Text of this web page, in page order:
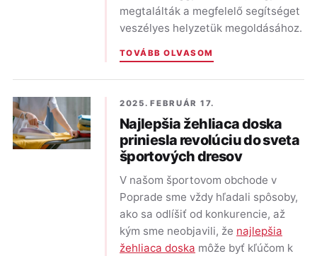
megtalálták a megfelelő segítséget
veszélyes helyzetük megoldásához.
TOVÁBB OLVASOM
2025. FEBRUÁR 17.
Najlepšia žehliaca doska
priniesla revolúciu do sveta
športových dresov
V našom športovom obchode v
Poprade sme vždy hľadali spôsoby,
ako sa odlíšiť od konkurencie, až
kým sme neobjavili, že najlepšia
žehliaca doska môže byť kľúčom k